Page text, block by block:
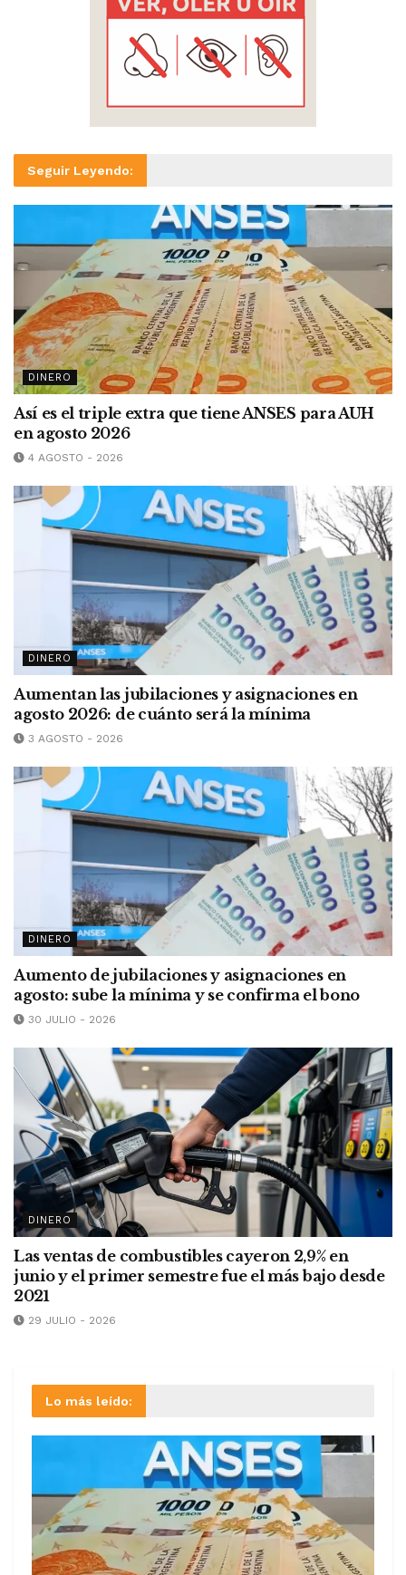
Seguir Leyendo:
DINERO
Así es el triple extra que tiene ANSES para AUH
en agosto 2026
4 AGOSTO - 2026
DINERO
Aumentan las jubilaciones y asignaciones en
agosto 2026: de cuánto será la mínima
3 AGOSTO - 2026
DINERO
Aumento de jubilaciones y asignaciones en
agosto: sube la mínima y se confirma el bono
30 JULIO - 2026
DINERO
Las ventas de combustibles cayeron 2,9% en
junio y el primer semestre fue el más bajo desde
2021
29 JULIO - 2026
Lo más leído: